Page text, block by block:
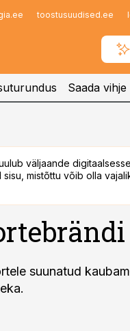
toostusuudised.ee
Saada vihje
väljaande digitaalsesse
mistõttu võib olla
suunatud